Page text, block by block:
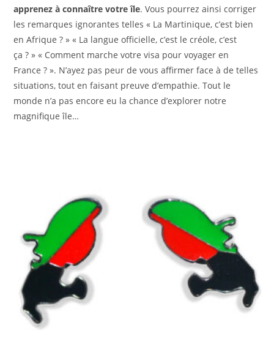
apprenez à connaître votre île. Vous pourrez ainsi corriger
les remarques ignorantes telles « La Martinique, c’est bien
en Afrique ? » « La langue officielle, c’est le créole, c’est
ça ? » « Comment marche votre visa pour voyager en
France ? ». N’ayez pas peur de vous affirmer face à de telles
situations, tout en faisant preuve d’empathie. Tout le
monde n’a pas encore eu la chance d’explorer notre
magnifique île…